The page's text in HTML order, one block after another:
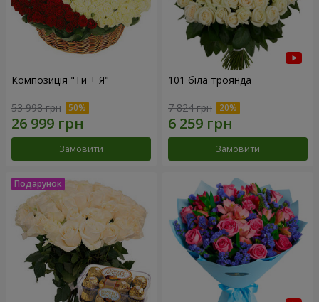
Композиція "Ти + Я"
53 998 грн
Замовити
101 біла троянда
7 824 грн
Замовити